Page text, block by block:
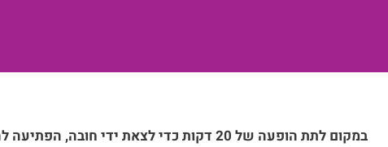
במקום לתת הופעה של 20 דקות כדי לצאת ידי